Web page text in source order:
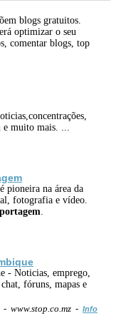
blogs gratuitos.
optimizar o seu
comentar blogs, top
muito mais. ...
pioneira na área da
fotografia e vídeo.
- Noticias, emprego,
fóruns, mapas e
- www.stop.co.mz - Info